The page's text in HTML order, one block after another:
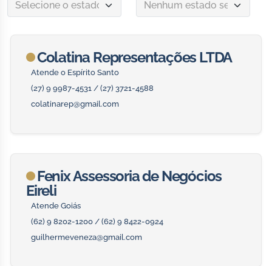
Colatina Representações LTDA
Atende o Espírito Santo
(27) 9 9987-4531 / (27) 3721-4588
colatinarep@gmail.com
Fenix Assessoria de Negócios
Eireli
Atende Goiás
(62) 9 8202-1200 / (62) 9 8422-0924
guilhermeveneza@gmail.com